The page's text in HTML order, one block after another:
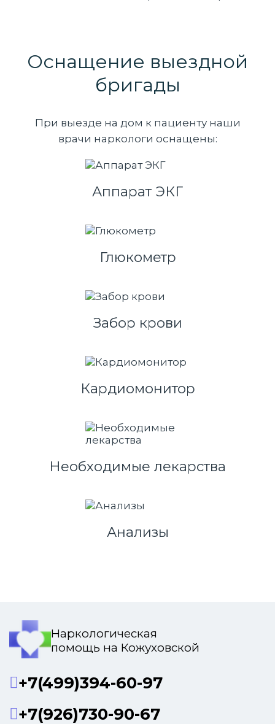
Оснащение выездной
бригады
При выезде на дом к пациенту наши
врачи наркологи оснащены:
Аппарат ЭКГ
Глюкометр
Забор крови
Кардиомонитор
Необходимые лекарства
Анализы
Наркологическая
помощь на Кожуховской
+7(499)394-60-97
+7(926)730-90-67